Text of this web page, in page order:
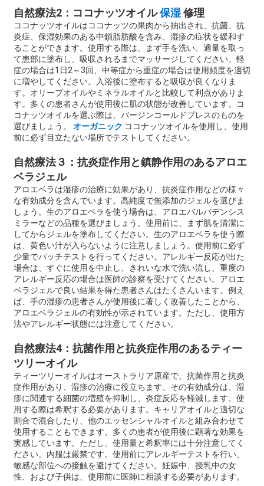
自然療法2：ココナッツオイル保湿修理
ココナッツオイルはココナッツの果肉から抽出され、抗菌、抗
炎症、保湿効果のある中鎖脂肪酸を含み、湿疹の症状を緩和す
ることができます。使用する際は、まず手を洗い、適量を取っ
て患部に塗布し、吸収されるまでマッサージしてください。軽
症の場合は1日2～3回、中等症から重症の場合は使用頻度を適切
に増やしてください。入浴後に塗布すると吸収が良くなりま
す。オリーブオイルやミネラルオイルと比較して利点がありま
す。多くの患者さんが使用後に肌の状態が改善しています。コ
コナッツオイルを選ぶ際は、バージンコールドプレスのものを
選びましょう。 オーガニック ココナッツオイルを使用し、使用
前に必ず目立たない場所でテストしてください。
自然療法３：抗炎症作用と鎮静作用のあるアロエ
ベラジェル
アロエベラは湿疹の治療に効果があり、抗炎症作用などの様々
な有効成分を含んでいます。高純度で無添加のジェルを選びま
しょう。生のアロエベラを使う場合は、アロエバルバデンシス
ミラーなどの品種を選びましょう。使用前に、まず肌を清潔に
してからジェルを塗布してください。生のアロエベラを使う際
は、黄色い汁が入らないように注意しましょう。使用前に必ず
少量でパッチテストを行ってください。アレルギー反応が出た
場合は、すぐに使用を中止し、きれいな水で洗い流し、重度の
アレルギー反応の場合は医師の診察を受けてください。アロエ
ベラジェルで良い結果を得た患者さんはたくさんいます。例え
ば、手の湿疹の患者さんが使用後に著しく改善したことから、
アロエベラジェルの有効性が示されています。ただし、使用方
法やアレルギー状態には注意してください。
自然療法4：抗菌作用と抗炎症作用のあるティー
ツリーオイル
ティーツリーオイルはオーストラリア原産で、抗菌作用と抗炎
症作用があり、湿疹の治療に役立ちます。その有効成分は、湿
疹に関連する細菌の増殖を抑制し、炎症反応を軽減します。使
用する際は希釈する必要があります。キャリアオイルと適切な
割合で混合したり、他のエッセンシャルオイルと組み合わせて
使用​​することもできます。多くの患者が使用後に顕著な効果を
実感しています。ただし、使用量と希釈率には十分注意してく
ださい。内服は厳禁です。使用前にアレルギーテストを行い、
敏感な部位への接触を避けてください。妊娠中、授乳中の女
性、および子供は、使用前に医師に相談する必要があります。